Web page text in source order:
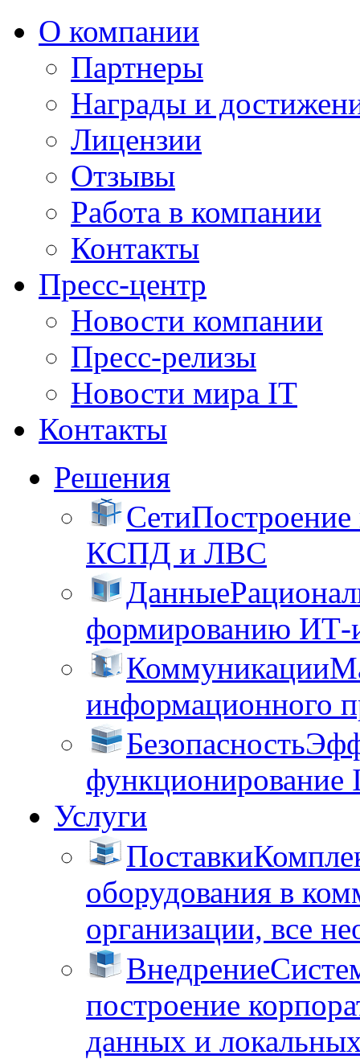
О компании
Партнеры
Награды и
Лицензии
Отзывы
Работа в компании
Контакты
Пресс-центр
Новости компании
Пресс-релизы
Новости мира IT
Контакты
Решения
Сети
КСПД и ЛВС
Данные
формированию ИТ-
Коммуникации
информационного
Безопасность
функционирование
Услуги
Поставки
оборудования в
организации, все
Внедрение
построение
данных и